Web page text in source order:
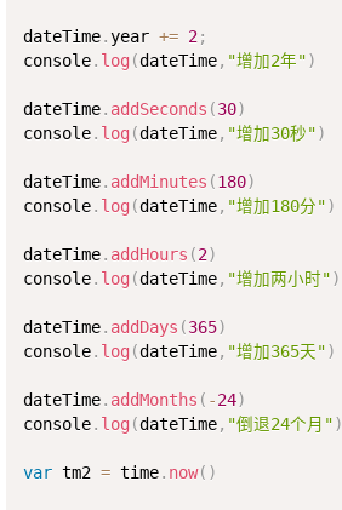
dateTime.year += 2;
console. log (dateTime, "增加2年")
dateTime. addSeconds (30)
console. log (dateTime, "增加30秒")
dateTime. addMinutes (180)
console. log (dateTime, "增加180分")
dateTime. addHours (2)
console. log (dateTime, "增加两小时")
dateTime. addDays (365)
console. log (dateTime, "增加365天")
dateTime. addMonths ( -24)
console. log (dateTime, "倒退24个月")
var tm2 = time. now( )